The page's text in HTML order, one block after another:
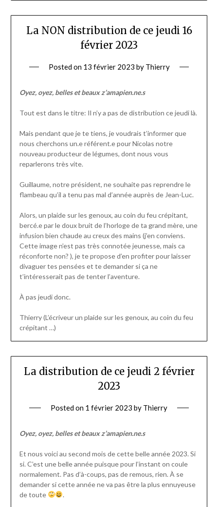
La NON distribution de ce jeudi 16
février 2023
Posted on 13 février 2023 by Thierry
Oyez, oyez, belles et beaux z’amapien.ne.s
Tout est dans le titre: Il n’y a pas de distribution ce jeudi là.
Mais pendant que je te tiens, je voudrais t’informer que
nous cherchons un.e référent.e pour Nicolas notre
nouveau producteur de légumes, dont nous vous
reparlerons très vite.
Guillaume, notre président, ne souhaite pas reprendre le
flambeau qu’il a tenu pas mal d’année auprès de Jean-Luc.
Alors, un plaide sur les genoux, au coin du feu crépitant,
bercé.e par le doux bruit de l’horloge de ta grand mère, une
infusion bien chaude au creux des mains (j’en conviens.
Cette image n’est pas très connotée jeunesse, mais ca
réconforte non? ), je te propose d’en profiter pour laisser
divaguer tes pensées et te demander si ça ne
t’intéresserait pas de tenter l’aventure.
À pas jeudi donc.
Thierry (L’écriveur un plaide sur les genoux, au coin du feu
crépitant …)
La distribution de ce jeudi 2 février
2023
Posted on 1 février 2023 by Thierry
Oyez, oyez, belles et beaux z’amapien.ne.s
Et nous voici au second mois de cette belle année 2023. Si
si. C’est une belle année puisque pour l’instant on coule
normalement. Pas d’à-coups, pas de remous, rien. À se
demander si cette année ne va pas être la plus ennuyeuse
de toute
.